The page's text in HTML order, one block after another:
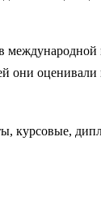
они оценивали
курсовые,